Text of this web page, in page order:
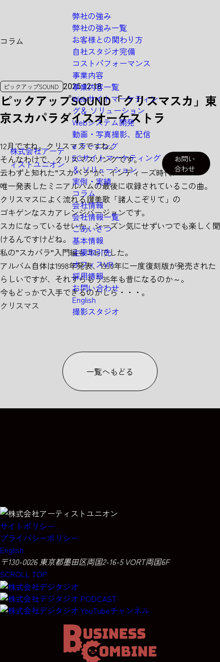
株式会社アーテ
ィストユニオン
弊社の強み
弊社の強み一覧
お客様との関わり方
自社スタジオ完備
コストパフォーマンス
事業内容
事業内容一覧
Webサイトマーケティン
グ＆ ソリューション
Webシステム開発
動画・写真撮影、配信
e ラーニング
ECサイトマーケティング
＆ソリューション
実例・実績
コラム
会社情報
会社情報一覧
ごあいさつ
基本情報
主要取引先
オフィスVR
採用情報
お問い合わせ
English
撮影スタジオ
お問い
合わせ
コラム
ピックアップSOUND 2025.12.18
ピックアップSOUND「クリスマスカ」東
京スカパラダイスオーケストラ
12月ですね。クリスマスですね。
そんなわけで、クリスマスソングです。
云わずと知れた”スカパラ”が、インディーズ時代に
唯一発表したミニアルバムの最後に収録されているこの曲。
クリスマスによく流れる讃美歌「諸人こぞりて」の
ゴキゲンなスカアレンジバージョンです。
スカになっているせいか、シーズン気にせずいつでも楽しく聞
けるんですけどね。
私の”スカパラ”入門編もコレでした。
アルバム自体は1998年発表、1990年に一度復刻版が発売された
らしいですが、それすらもう35年も昔になるのか～。
今もどっかで入手できるのかしら・・・。
クリスマス
一覧へもどる
サイトポリシー
プライバシーポリシー
English
〒130-0026 東京都墨田区両国2-16-5 VORT両国6F
SCROLL TOP